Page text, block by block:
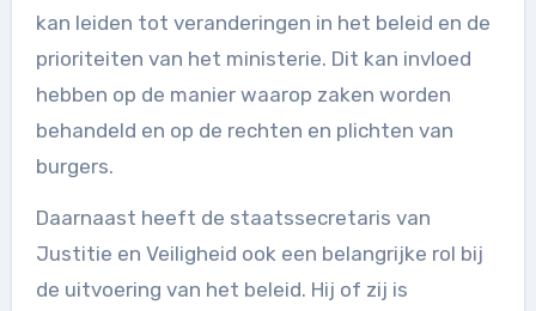
kan leiden tot veranderingen in het beleid en de
prioriteiten van het ministerie. Dit kan invloed
hebben op de manier waarop zaken worden
behandeld en op de rechten en plichten van
burgers.
Daarnaast heeft de staatssecretaris van
Justitie en Veiligheid ook een belangrijke rol bij
de uitvoering van het beleid. Hij of zij is